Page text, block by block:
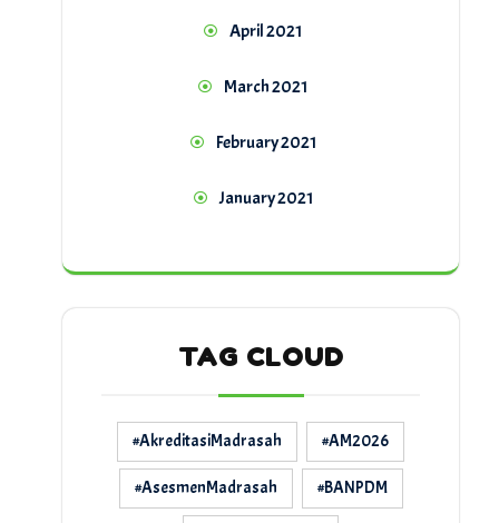
April 2021
March 2021
February 2021
January 2021
TAG CLOUD
#AkreditasiMadrasah #AM2026
#AsesmenMadrasah #BANPDM